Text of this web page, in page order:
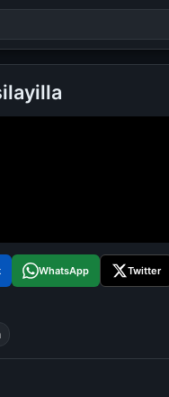
WhatsApp Twitter